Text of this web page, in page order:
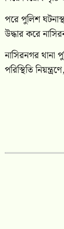
পরে পুলিশ
উদ্ধার করে
নাসিরনগর থানা
পরিস্থিতি